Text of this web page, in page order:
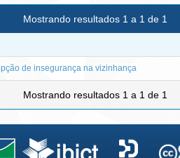
Mostrando resultados 1 a 1 de 1
de insegurança na vizinhança
Mostrando resultados 1 a 1 de 1